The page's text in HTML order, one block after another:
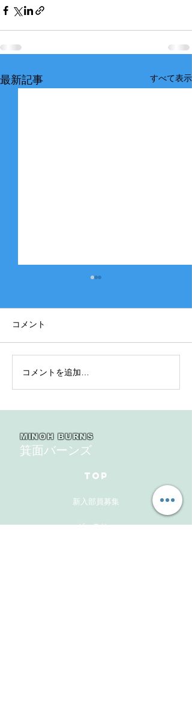
最新記事 すべて表示
2025年度 Bクラス 関西団
地連盟 第110回中央決勝
コメント
コメントを追加…
MINOH BURNS
箕面バーンズ
TOP
新入部員募集
ギャラリー